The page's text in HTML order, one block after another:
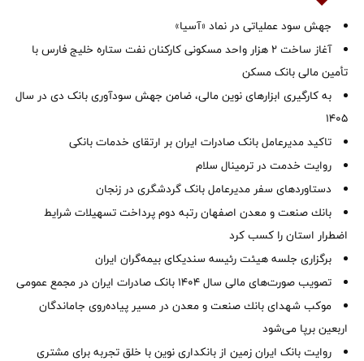
جهش سود عملیاتی در نماد «آسیا»
آغاز ساخت ۲ هزار واحد مسکونی کارکنان نفت ستاره خلیج فارس با
تأمین مالی بانک مسکن
به کارگیری ابزارهای نوین مالی، ضامن جهش سودآوری بانک دی در سال
1405
تاکید مدیرعامل بانک صادرات ایران بر ارتقای خدمات بانکی
روایت خدمت در ترمینال سلام
دستاوردهای سفر مدیرعامل بانک گردشگری در زنجان
بانك صنعت و معدن اصفهان رتبه دوم پرداخت تسهیلات شرایط
اضطرار استان را كسب كرد
برگزاری جلسه هیئت رئیسه سندیکای بیمه‌گران ایران
تصویب صورت‌های مالی سال ۱۴۰۴ بانک صادرات ایران در مجمع عمومی
موكب شهدای بانك صنعت و معدن در مسیر پیاده‌روی جاماندگان
اربعین برپا می‌شود
روایت بانک ایران زمین از بانکداری نوین با خلق تجربه برای مشتری